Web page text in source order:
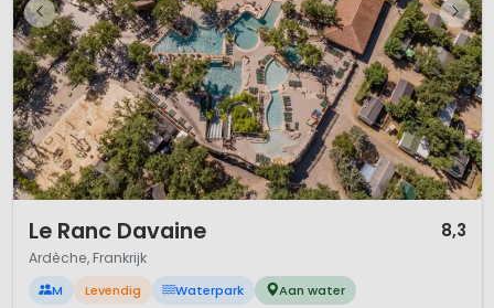
Wist je dat?
De stad Montélimar bekend staat om zijn productie van
noga? Tijdens een rondleiding door een nogafabriek kun
je natuurlijk ook zelf het eindproduct proeven!
In de krokodillenboerderij in het pittoreske Pierrelatte
meer dan 350 krokodillen in tropische serres tussen
exotische bloemen en planten leven?
De uitvinders van de heteluchtballon, de gebroeders
Montgolfier, in de Ardèche zijn geboren?
Le Ranc Davaine 8,3
Ardèche, Frankrijk
M Levendig Waterpark Aan water